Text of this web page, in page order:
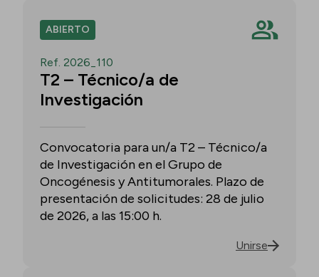
ABIERTO
Ref. 2026_110
T2 – Técnico/a de
Investigación
Convocatoria para un/a T2 – Técnico/a
de Investigación en el Grupo de
Oncogénesis y Antitumorales. Plazo de
presentación de solicitudes: 28 de julio
de 2026, a las 15:00 h.
Unirse